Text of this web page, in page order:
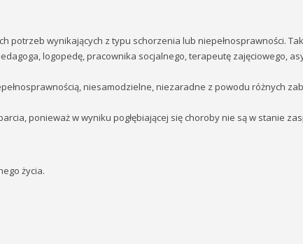
potrzeb wynikających z typu schorzenia lub niepełnosprawności.
logopedę, pracownika socjalnego, terapeutę zajęciowego,
niesamodzielne, niezaradne z powodu różnych
ponieważ w wyniku pogłębiającej się choroby nie są w stanie
życia.